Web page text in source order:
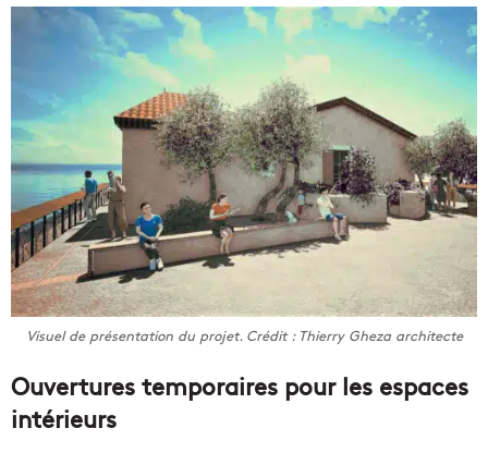
Visuel de présentation du projet. Crédit : Thierry Gheza architecte
Ouvertures temporaires pour les espaces
intérieurs